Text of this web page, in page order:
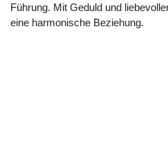
Führung. Mit Geduld und
eine harmonische Beziehung.